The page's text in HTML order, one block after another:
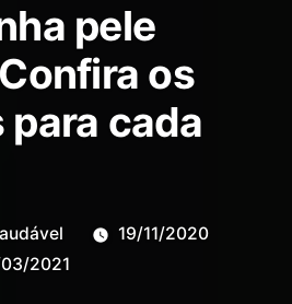
pele
os
cada
19/11/2020
2021